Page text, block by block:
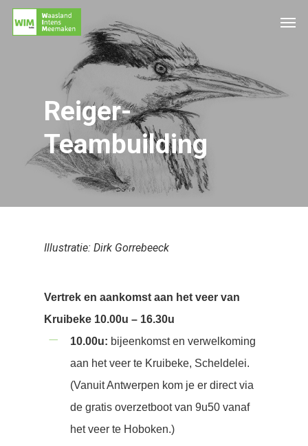
Reiger-
Teambuilding
Illustratie: Dirk Gorrebeeck
Vertrek en aankomst aan het veer van
Kruibeke 10.00u – 16.30u
10.00u: bijeenkomst en verwelkoming
aan het veer te Kruibeke, Scheldelei.
(Vanuit Antwerpen kom je er direct via
de gratis overzetboot van 9u50 vanaf
het veer te Hoboken.)